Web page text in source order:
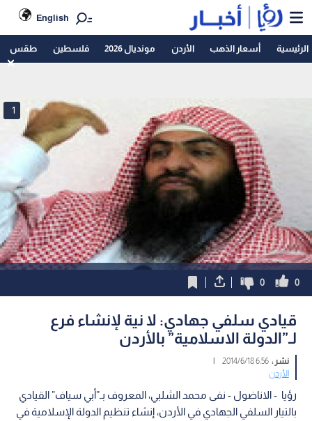
English
الرئيسية أسعار الذهب الأردن مونديال 2026 فلسطين طقس
1
0
0
قيادي سلفي جهادي: لا نية لإنشاء فرع
لـ”الدولة الاسلامية” بالأردن
نشر :6:56 2014/6/18
|
الأردن
رؤيا - الاناضول - نفى محمد الشلبي، المعروف بـ”أبي سياف” القيادي
بالتيار السلفي الجهادي في الأردن، إنشاء تنظيم الدولة الإسلامية في